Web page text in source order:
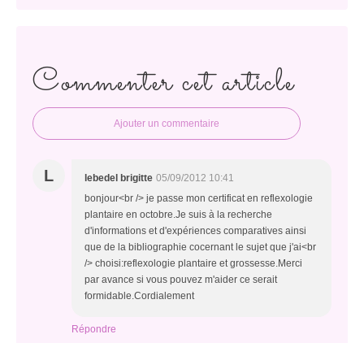
Commenter cet article
Ajouter un commentaire
L lebedel brigitte 05/09/2012 10:41
bonjour<br /> je passe mon certificat en reflexologie
plantaire en octobre.Je suis à la recherche
d'informations et d'expériences comparatives ainsi
que de la bibliographie cocernant le sujet que j'ai<br
/> choisi:reflexologie plantaire et grossesse.Merci
par avance si vous pouvez m'aider ce serait
formidable.Cordialement
Répondre